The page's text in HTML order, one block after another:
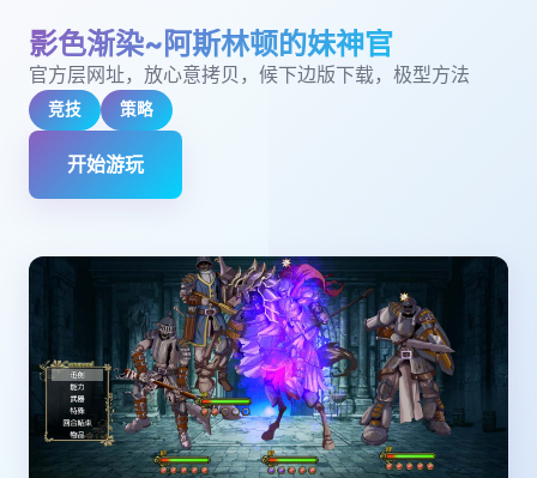
影色渐染~阿斯林顿的妹神官
官方层网址，放心意拷贝，候下边版下载，极型方法
竞技 策略
开始游玩